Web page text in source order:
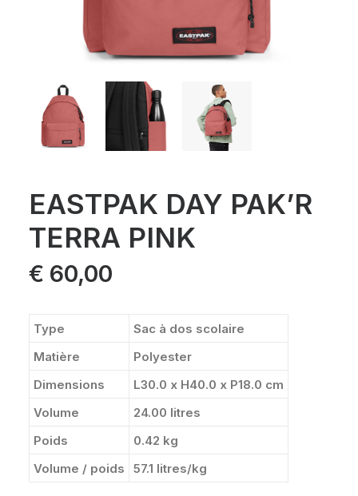
EASTPAK DAY PAK’R
TERRA PINK
€ 60,00
Type
Sac à dos scolaire
Matière
Polyester
Dimensions
L30.0 x H40.0 x P18.0 cm
Volume
24.00 litres
Poids
0.42 kg
Volume / poids
57.1 litres/kg